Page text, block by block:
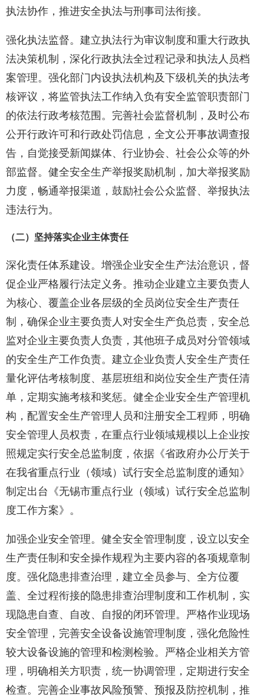
执法协作，推进安全执法与刑事司法衔接。
强化执法监督。建立执法行为审议制度和重大行政执
法决策机制，深化行政执法全过程记录和执法人员档
案管理。强化部门内设执法机构及下级机关的执法考
核评议，将监管执法工作纳入负有安全监管职责部门
的依法行政考核范围。完善社会监督机制，及时公布
公开行政许可和行政处罚信息，全文公开事故调查报
告，自觉接受新闻媒体、行业协会、社会公众等的外
部监督。健全安全生产举报奖励机制，加大举报奖励
力度，畅通举报渠道，鼓励社会公众监督、举报执法
违法行为。
（二）坚持落实企业主体责任
深化责任体系建设。增强企业安全生产法治意识，督
促企业严格履行法定义务。推动企业建立主要负责人
为核心、覆盖企业各层级的全员岗位安全生产责任
制，确保企业主要负责人对安全生产负总责，安全总
监对企业主要负责人负责，其他班子成员对分管领域
的安全生产工作负责。建立企业负责人安全生产责任
量化评估考核制度、基层班组和岗位安全生产责任清
单，定期实施考核和奖惩。健全企业安全生产管理机
构，配置安全生产管理人员和注册安全工程师，明确
安全管理人员权责，在重点行业领域规模以上企业按
照规定实行安全总监制度，依据《省政府办公厅关于
在我省重点行业（领域）试行安全总监制度的通知》
制定出台《无锡市重点行业（领域）试行安全总监制
度工作方案》。
加强企业安全管理。健全安全管理制度，设立以安全
生产责任制和安全操作规程为主要内容的各项规章制
度。强化隐患排查治理，建立全员参与、全方位覆
盖、全过程衔接的隐患排查治理制度和工作机制，实
现隐患自查、自改、自报的闭环管理。严格作业现场
安全管理，完善安全设备设施管理制度，强化危险性
较大设备设施的管理和检测检验。严格企业相关方管
理，明确相关方职责，统一协调管理，定期进行安全
检查。完善企业事故风险预警、预报及防控机制，推